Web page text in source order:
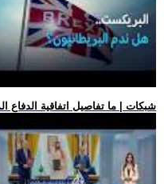
.. شبكات | ما تفاصيل اتفاقية